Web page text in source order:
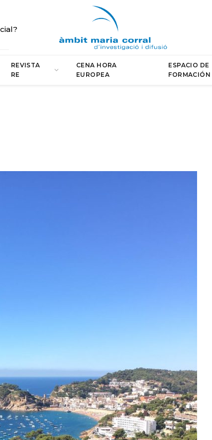
REVISTA
RE
CENA HORA
EUROPEA
ESPACIO DE
FORMACIÓN